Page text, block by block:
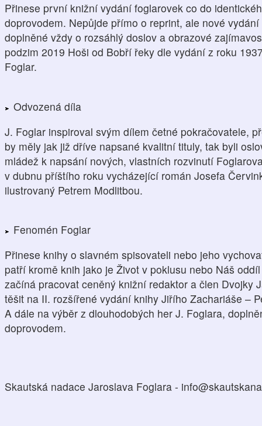
Přinese první knižní vydání foglarovek co do
doprovodem. Nepůjde přímo o reprint, ale nové
doplněné vždy o rozsáhlý doslov a obrazové
podzim 2019 Hoši od Bobří řeky dle vydání z roku
Foglar.
Odvozená díla
J. Foglar inspiroval svým dílem četné pokračovatele,
by měly jak již dříve napsané kvalitní tituly, tak byli
mládež k napsání nových, vlastních rozvinutí
v dubnu příštího roku vycházející román Josefa
ilustrovaný Petrem Modlitbou.
Fenomén Foglar
Přinese knihy o slavném spisovateli nebo jeho
patří kromě knih jako je Život v poklusu nebo Náš
začíná pracovat ceněný knižní redaktor a člen Dvojky
těšit na II. rozšířené vydání knihy Jiřího Zachariáše –
A dále na výběr z dlouhodobých her J. Foglara,
doprovodem.
Skautská nadace Jaroslava Foglara -